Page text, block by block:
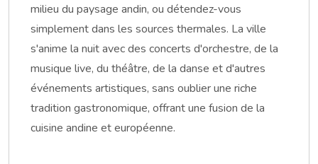
milieu du paysage andin, ou détendez-vous
simplement dans les sources thermales. La ville
s'anime la nuit avec des concerts d'orchestre, de la
musique live, du théâtre, de la danse et d'autres
événements artistiques, sans oublier une riche
tradition gastronomique, offrant une fusion de la
cuisine andine et européenne.